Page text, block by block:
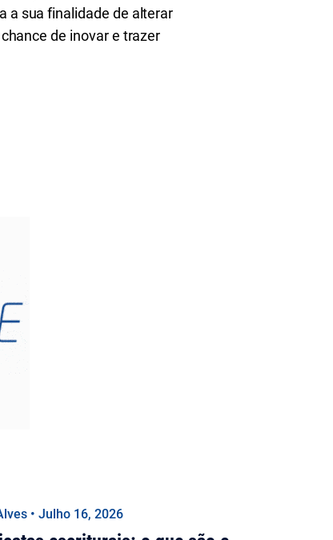
a sua finalidade de alterar
de inovar e trazer
• Julho 16, 2026